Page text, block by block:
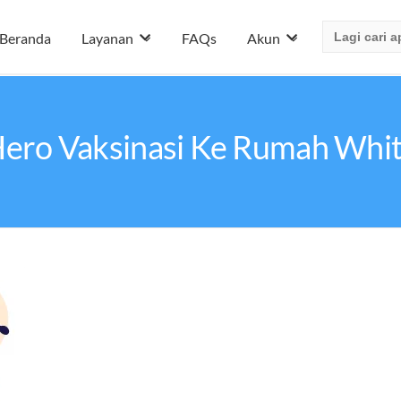
Beranda Layanan FAQs Akun
for:
Vaksinasi Ke Rumah